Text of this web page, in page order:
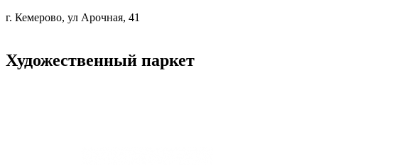
г. Кемерово, ул Арочная, 41
Художественный паркет